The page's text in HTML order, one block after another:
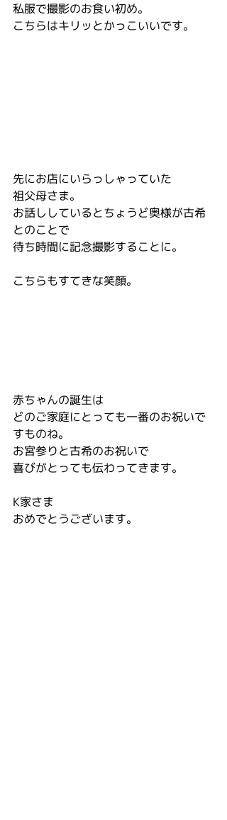
私服で撮影のお食い初め。
こちらはキリッとかっこいいです。
先にお店にいらっしゃっていた
祖父母さま。
お話ししているとちょうど奥様が古希
とのことで
待ち時間に記念撮影することに。
こちらもすてきな笑顔。
赤ちゃんの誕生は
どのご家庭にとっても一番のお祝いで
すものね。
お宮参りと古希のお祝いで
喜びがとっても伝わってきます。
K家さま
おめでとうございます。